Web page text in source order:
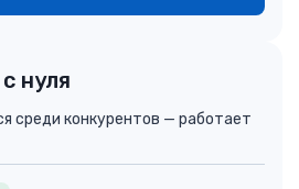
нуля
среди конкурентов — работает